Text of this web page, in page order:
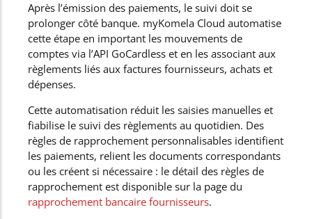
Après l’émission des paiements, le suivi doit se
prolonger côté banque. myKomela Cloud automatise
cette étape en important les mouvements de
comptes via l’API GoCardless et en les associant aux
règlements liés aux factures fournisseurs, achats et
dépenses.
Cette automatisation réduit les saisies manuelles et
fiabilise le suivi des règlements au quotidien. Des
règles de rapprochement personnalisables identifient
les paiements, relient les documents correspondants
ou les créent si nécessaire : le détail des règles de
rapprochement est disponible sur la page du
rapprochement bancaire fournisseurs.